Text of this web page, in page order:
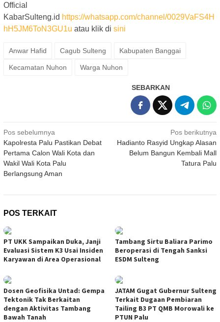
Official
KabarSulteng.id https://whatsapp.com/channel/0029VaFS4H
hH5JM6ToN3GU1u atau klik di sini
Anwar Hafid Cagub Sulteng Kabupaten Banggai
Kecamatan Nuhon Warga Nuhon
SEBARKAN
Navigasi
pos
Pos sebelumnya
Kapolresta Palu Pastikan Debat
Pertama Calon Wali Kota dan
Wakil Wali Kota Palu
Berlangsung Aman
Pos berikutnya
Hadianto Rasyid Ungkap Alasan
Belum Bangun Kembali Mall
Tatura Palu
POS TERKAIT
PT UKK Sampaikan Duka, Janji
Evaluasi Sistem K3 Usai Insiden
Karyawan di Area Operasional
Tambang Sirtu Baliara Parimo
Beroperasi di Tengah Sanksi
ESDM Sulteng
Dosen Geofisika Untad: Gempa
Tektonik Tak Berkaitan
dengan Aktivitas Tambang
Bawah Tanah
JATAM Gugat Gubernur Sulteng
Terkait Dugaan Pembiaran
Tailing B3 PT QMB Morowali ke
PTUN Palu